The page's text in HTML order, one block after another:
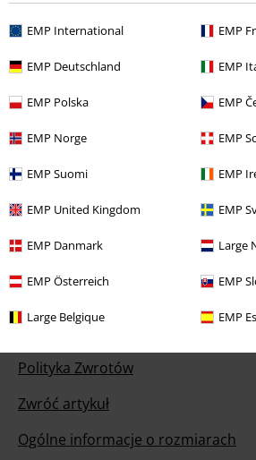
EMP International EMP
EMP Deutschland EMP
EMP Polska EMP
EMP Norge EMP
EMP Suomi EMP
EMP United Kingdom EMP
EMP Danmark Large
EMP Österreich EMP
Large Belgique EMP
Nasze Centrum Obsługi Klienta
Jesteśmy dostępni do 17:00. Więcej
Rozpocznij rozmowę
Polityka Zwrotów
Zwróć artykuł
Ogólne informacje o rozmiarach